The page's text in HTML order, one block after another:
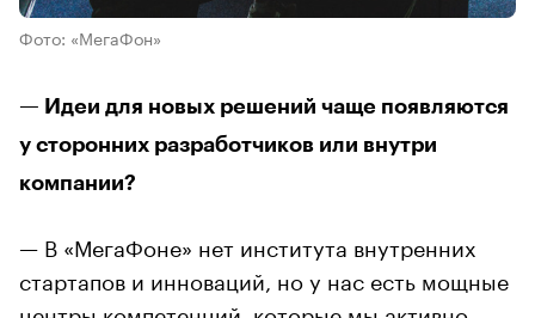
Фото: «МегаФон»
— Идеи для новых решений чаще появляются
у сторонних разработчиков или внутри
компании?
— В «МегаФоне» нет института внутренних
стартапов и инноваций, но у нас есть мощные